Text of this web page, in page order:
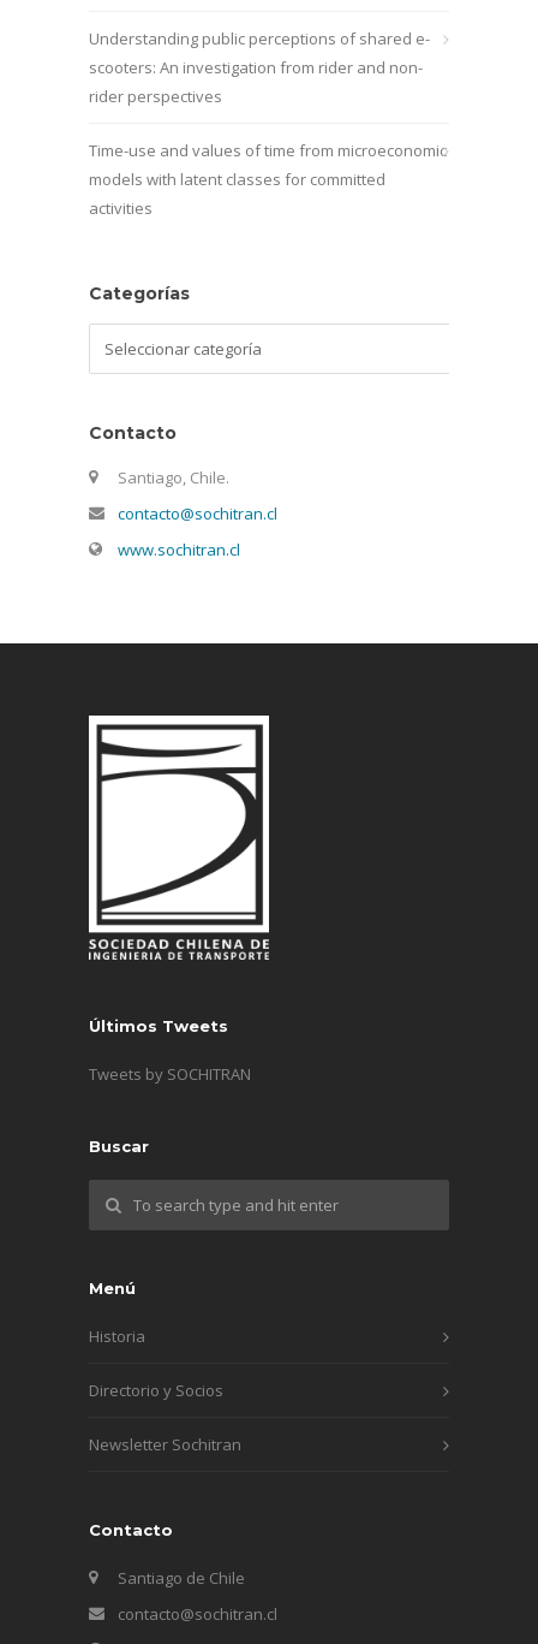
Understanding public perceptions of shared e-
scooters: An investigation from rider and non-
rider perspectives
Time-use and values of time from microeconomic
models with latent classes for committed
activities
Categorías
Contacto
Santiago, Chile.
contacto@sochitran.cl
www.sochitran.cl
Últimos Tweets
Tweets by SOCHITRAN
Buscar
Menú
Historia
Directorio y Socios
Newsletter Sochitran
Contacto
Santiago de Chile
contacto@sochitran.cl